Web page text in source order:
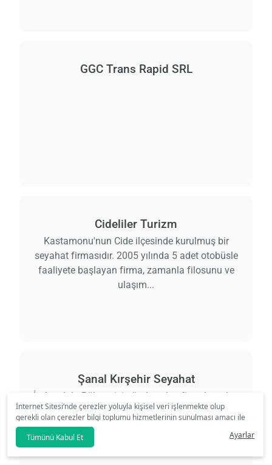
İnternet Sitesi’nde çerezler yoluyla kişisel veri işlenmekte olup
gerekli olan çerezler bilgi toplumu hizmetlerinin sunulması amacı ile
kullanılmaktadır. Tercihleriniz doğrultusunda size özel
kişiselleştirilmiş çerezleri ve özel kampanyaları
seçeneğine
tıklamanız halinde kullanımınıza sunamayacağız.
Aydınlatma Metni’mizi lütfen inceleyiniz.
Tümünü Kabul Et Ayarlar
GGC Trans Rapid SRL
Cideliler Turizm
Kastamonu'nun Cide ilçesinde kurulmuş bir
seyahat firmasıdır. 2005 yılında 5 adet otobüsle
faaliyete başlayan firma, zamanla filosunu ve
ulaşım...
Şanal Kırşehir Seyahat
İç Anadolu Bölgemizin önde gelen firmalarından
Sanal Kırşehir, 1968 yılında nakliyatçılık ile uğraşan
Ömer Şanal'ın vizyonu ile hayata geçmiş....